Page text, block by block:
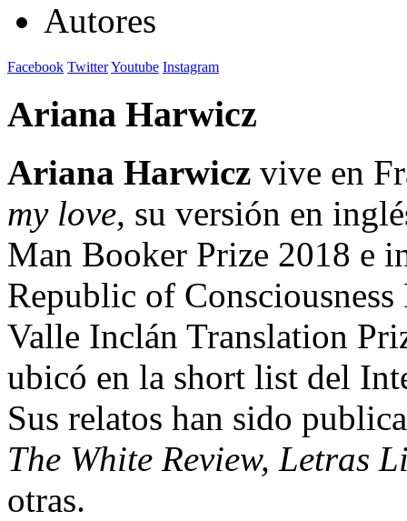
Autores
Facebook TwitterYoutube Instagram
Ariana Harwicz
Ariana Harwicz vive en
my love, su versión en
Man Booker Prize 2018 e
Republic of
Valle Inclán Translation
ubicó en la short list del
Sus relatos han sido
The White Review, Letras
otras.